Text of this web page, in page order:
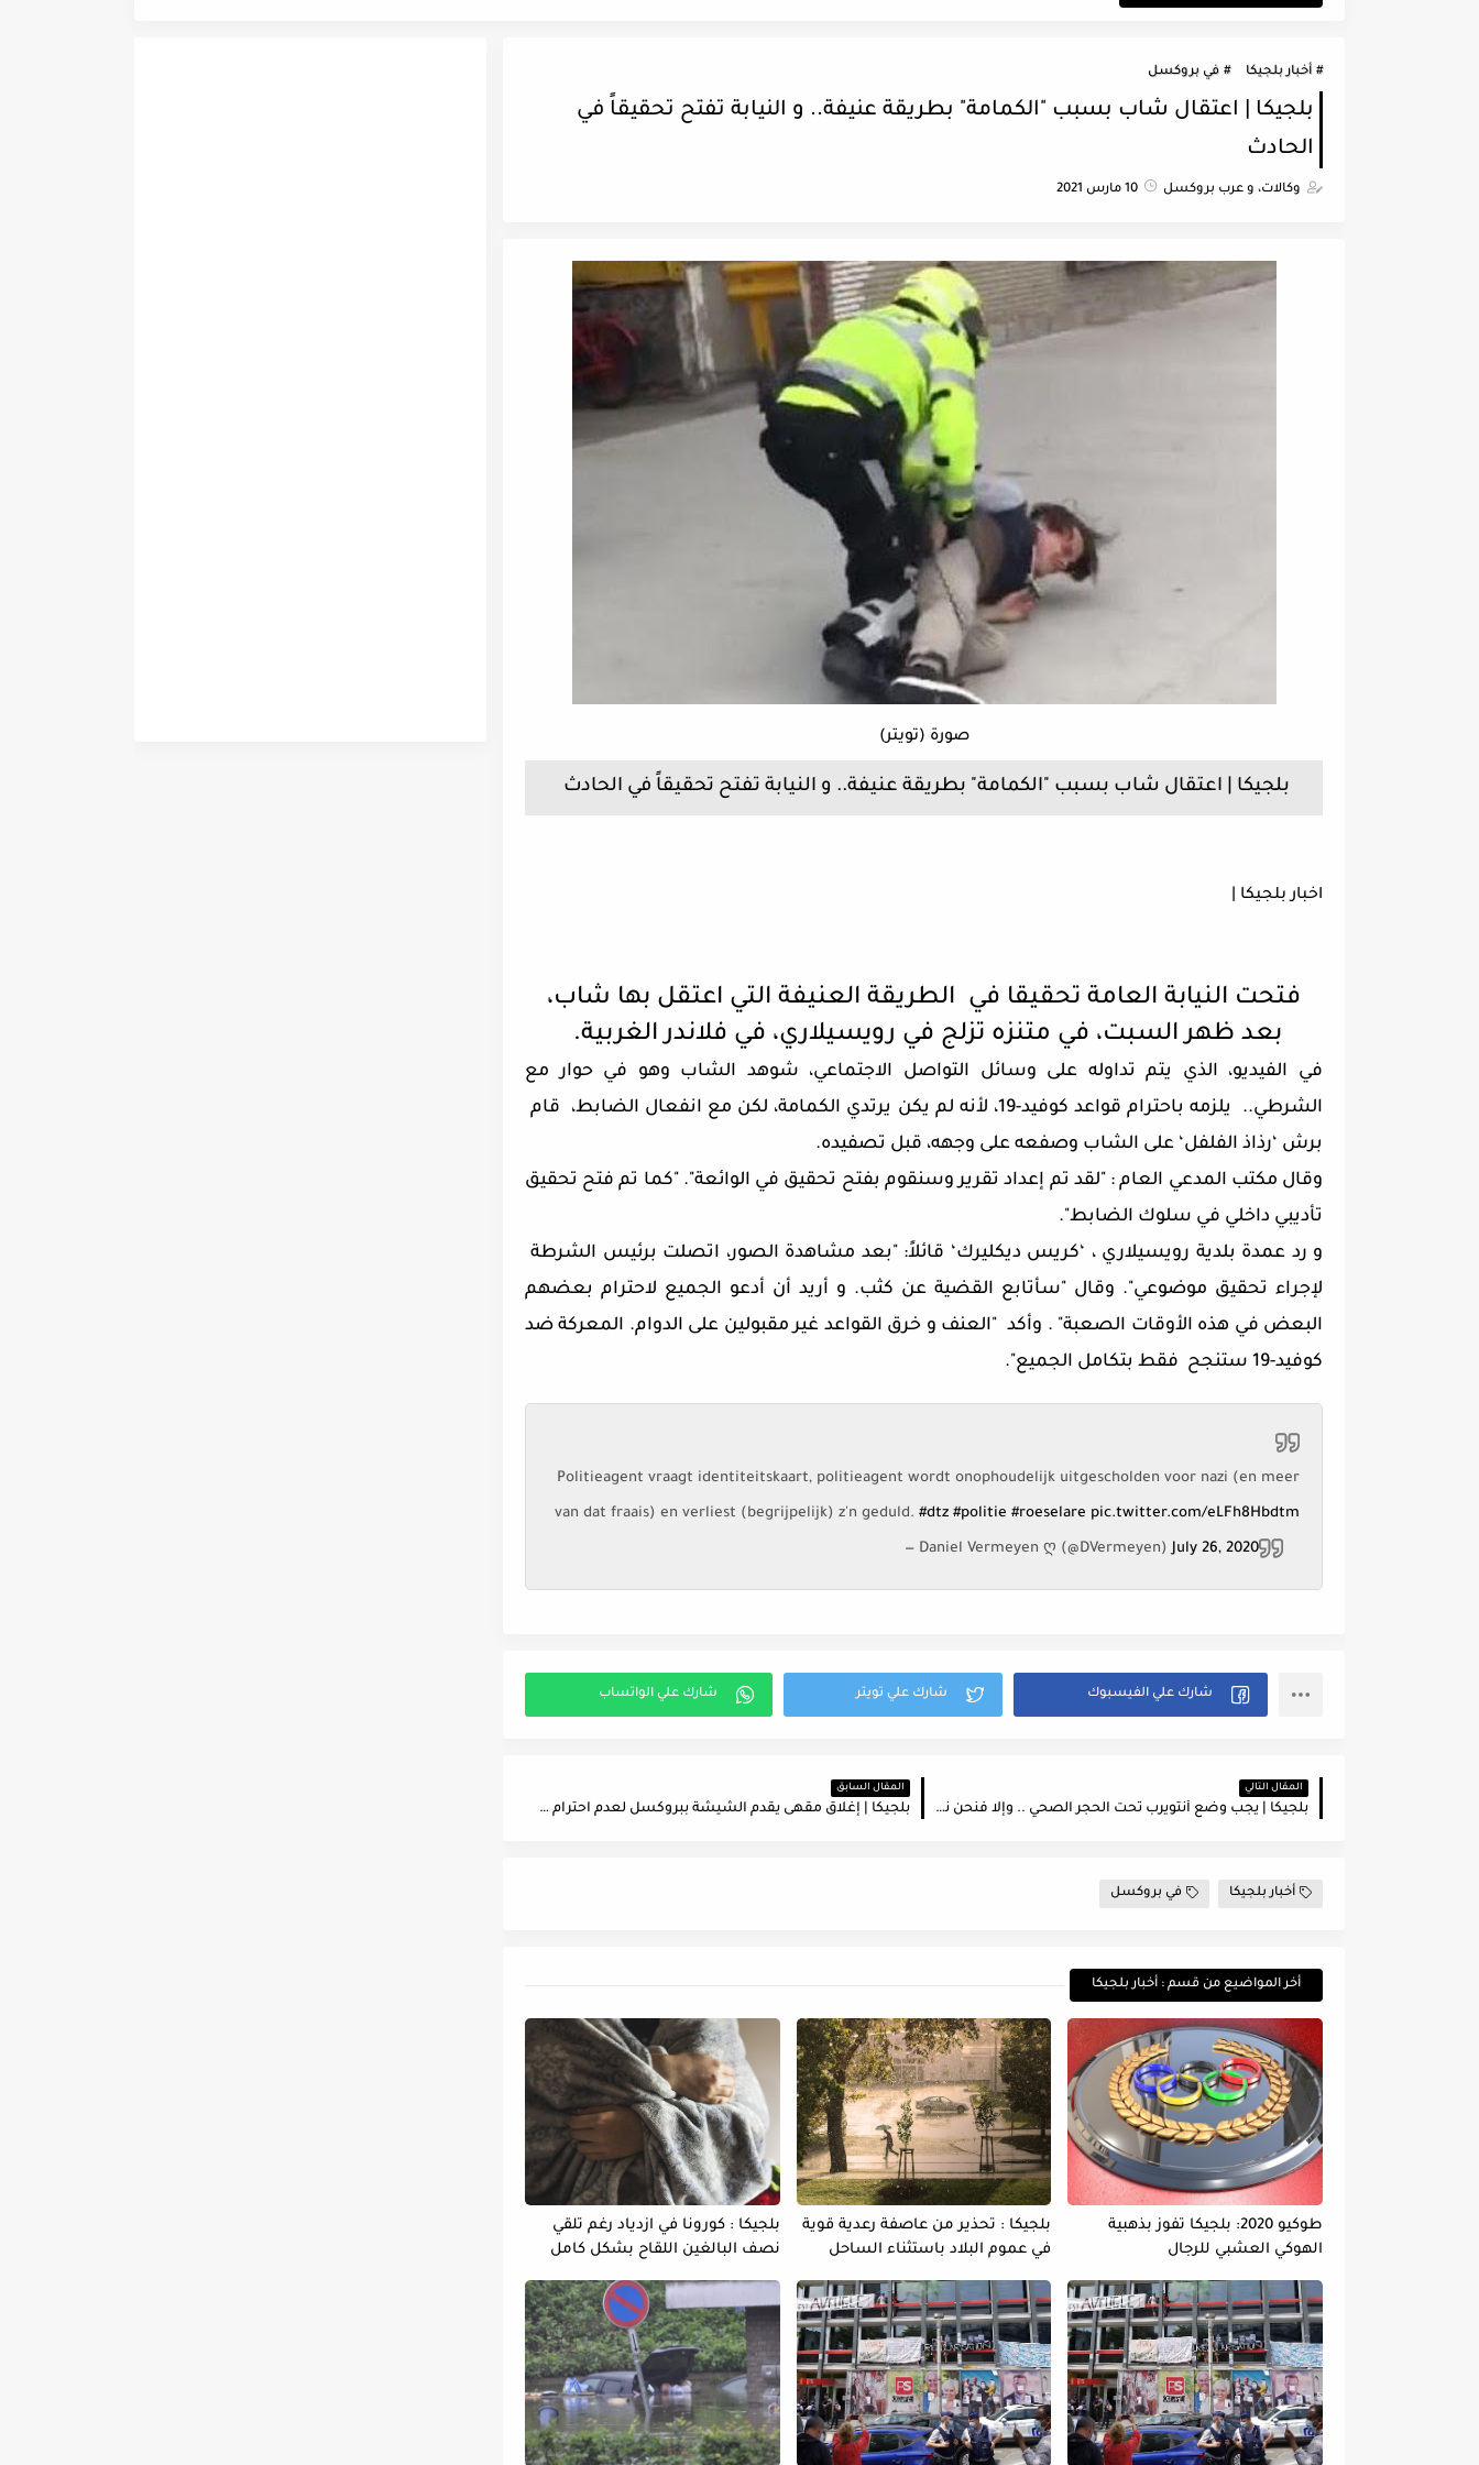
أخبار بلجيكا في بروكسل
بلجيكا | اعتقال شاب بسبب "الكمامة" بطريقة عنيفة.. و النيابة تفتح تحقيقاً في
الحادث
وكالات، و عرب بروكسل 10 مارس 2021
صورة (تويتر)
بلجيكا | اعتقال شاب بسبب "الكمامة" بطريقة عنيفة.. و النيابة تفتح تحقيقاً في الحادث
اخبار بلجيكا |
فتحت النيابة العامة تحقيقا في الطريقة العنيفة التي اعتقل بها شاب،
بعد ظهر السبت، في متنزه تزلج في رويسيلاري، في فلاندر الغربية.
في الفيديو، الذي يتم تداوله على وسائل التواصل الاجتماعي، شوهد الشاب وهو في حوار مع
الشرطي.. يلزمه باحترام قواعد كوفيد-19، لأنه لم يكن يرتدي الكمامة، لكن مع انفعال الضابط، قام
برش ‘رذاذ الفلفل‘ على الشاب وصفعه على وجهه، قبل تصفيده.
وقال مكتب المدعي العام : "لقد تم إعداد تقرير وسنقوم بفتح تحقيق في الوائعة". "كما تم فتح تحقيق
تأديبي داخلي في سلوك الضابط".
و رد عمدة بلدية رويسيلاري ، ‘كريس ديكليرك‘ قائلاً: "بعد مشاهدة الصور، اتصلت برئيس الشرطة
لإجراء تحقيق موضوعي". وقال "سأتابع القضية عن كثب. و أريد أن أدعو الجميع لاحترام بعضهم
البعض في هذه الأوقات الصعبة" . وأكد "العنف و خرق القواعد غير مقبولين على الدوام. المعركة ضد
كوفيد-19 ستنجح فقط بتكامل الجميع".
Politieagent vraagt identiteitskaart, politieagent wordt onophoudelijk uitgescholden voor nazi (en meer
van dat fraais) en verliest (begrijpelijk) z'n geduld. #dtz #politie #roeselare pic.twitter.com/eLFh8Hbdtm
— Daniel Vermeyen ღ (@DVermeyen)July 26, 2020
المقال التالي
بلجيكا | يجب وضع أنتويرب تحت الحجر الصحي .. وإلا فنحن نتجه نحو الحجر العام
المقال السابق
بلجيكا | إغلاق مقهى يقدم الشيشة ببروكسل لعدم احترام التدابير الإحترازية المرتبطة بـ كورونا
أخبار بلجيكا في بروكسل
أخر المواضيع من قسم : أخبار بلجيكا
طوكيو 2020: بلجيكا تفوز بذهبية
الهوكي العشبي للرجال
بلجيكا : تحذير من عاصفة رعدية قوية
في عموم البلاد باستثناء الساحل
بلجيكا : كورونا في ازدياد رغم تلقي
نصف البالغين اللقاح بشكل كامل